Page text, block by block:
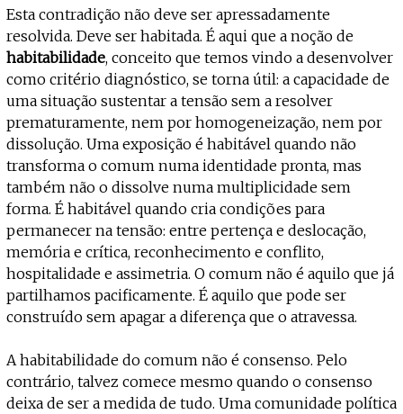
Esta contradição não deve ser apressadamente
resolvida. Deve ser habitada. É aqui que a noção de
habitabilidade, conceito que temos vindo a desenvolver
como critério diagnóstico, se torna útil: a capacidade de
uma situação sustentar a tensão sem a resolver
prematuramente, nem por homogeneização, nem por
dissolução. Uma exposição é habitável quando não
transforma o comum numa identidade pronta, mas
também não o dissolve numa multiplicidade sem
forma. É habitável quando cria condições para
permanecer na tensão: entre pertença e deslocação,
memória e crítica, reconhecimento e conflito,
hospitalidade e assimetria. O comum não é aquilo que já
partilhamos pacificamente. É aquilo que pode ser
construído sem apagar a diferença que o atravessa.
A habitabilidade do comum não é consenso. Pelo
contrário, talvez comece mesmo quando o consenso
deixa de ser a medida de tudo. Uma comunidade política